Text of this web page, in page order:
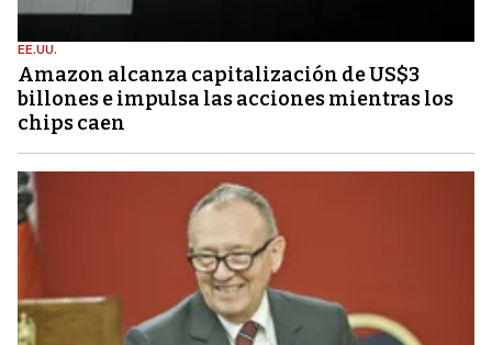
EE.UU.
Amazon alcanza capitalización de US$3
billones e impulsa las acciones mientras los
chips caen